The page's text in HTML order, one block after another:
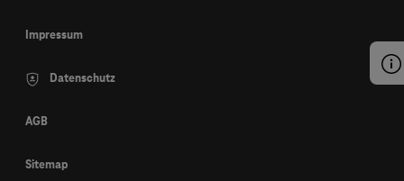
Impressum
Datenschutz
AGB
Sitemap